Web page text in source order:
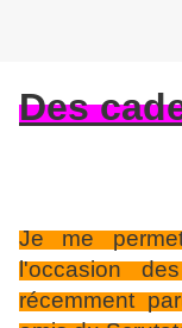
Des
Je me
l'occasion
récemment